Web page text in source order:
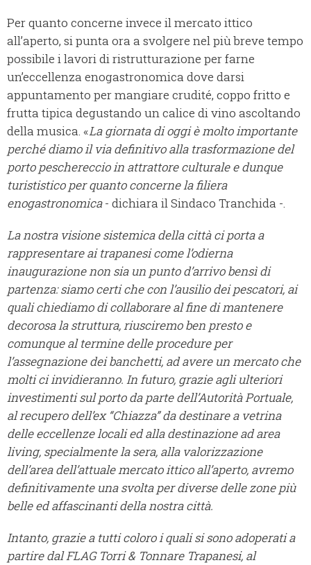
Per quanto concerne invece il mercato ittico
all’aperto, si punta ora a svolgere nel più breve tempo
possibile i lavori di ristrutturazione per farne
un’eccellenza enogastronomica dove darsi
appuntamento per mangiare crudité, coppo fritto e
frutta tipica degustando un calice di vino ascoltando
della musica. «La giornata di oggi è molto importante
perché diamo il via definitivo alla trasformazione del
porto peschereccio in attrattore culturale e dunque
turististico per quanto concerne la filiera
enogastronomica- dichiara il Sindaco Tranchida -.
La nostra visione sistemica della città ci porta a
rappresentare ai trapanesi come l’odierna
inaugurazione non sia un punto d’arrivo bensì di
partenza: siamo certi che con l’ausilio dei pescatori, ai
quali chiediamo di collaborare al fine di mantenere
decorosa la struttura, riusciremo ben presto e
comunque al termine delle procedure per
l’assegnazione dei banchetti, ad avere un mercato che
molti ci invidieranno. In futuro, grazie agli ulteriori
investimenti sul porto da parte dell’Autorità Portuale,
al recupero dell’ex “Chiazza” da destinare a vetrina
delle eccellenze locali ed alla destinazione ad area
living, specialmente la sera, alla valorizzazione
dell’area dell’attuale mercato ittico all’aperto, avremo
definitivamente una svolta per diverse delle zone più
belle ed affascinanti della nostra città.
Intanto, grazie a tutti coloro i quali si sono adoperati a
partire dal FLAG Torri & Tonnare Trapanesi, al